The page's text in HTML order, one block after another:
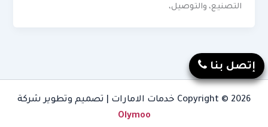
التصنيع، والتوصيل،
Copyright © 2026 خدمات الامارات | تصميم وتطوير شركة
Olymoo
إتصل بنا